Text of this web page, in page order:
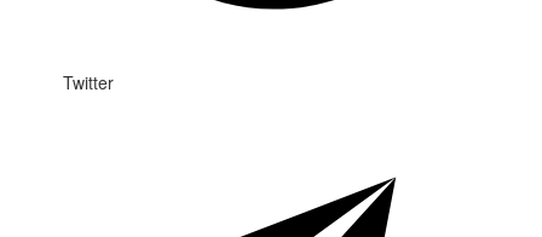
Twitter